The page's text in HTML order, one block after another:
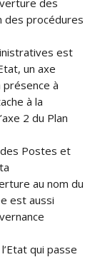
des
des procédures
est
un axe
présence à
à la
2 du Plan
Postes et
au nom du
est aussi
qui passe